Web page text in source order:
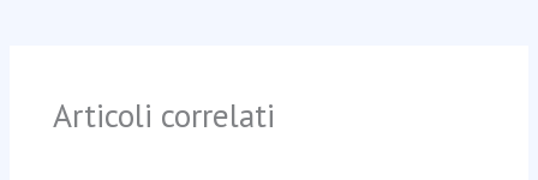
Articoli correlati